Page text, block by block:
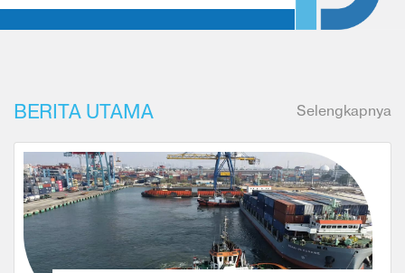
BERITA UTAMA Selengkapnya